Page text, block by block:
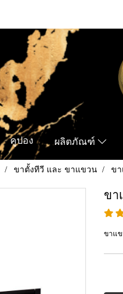
คูปอง ผลิตภัณฑ์
ขาตั้งทีวี และ ขาแขวน ขา
ขา
ขาแข